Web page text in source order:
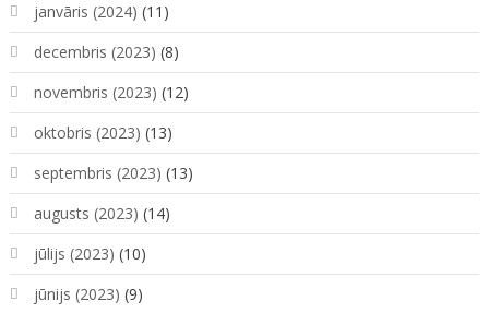
janvāris (2024) (11)
decembris (2023) (8)
novembris (2023) (12)
oktobris (2023) (13)
septembris (2023) (13)
augusts (2023) (14)
jūlijs (2023) (10)
jūnijs (2023) (9)